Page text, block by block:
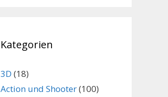
Kategorien
3D (18)
Action und Shooter(100)